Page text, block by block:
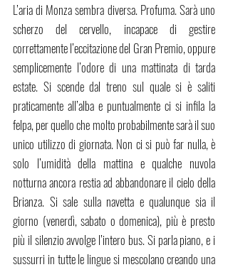
L’aria di Monza sembra diversa. Profuma. Sarà uno
scherzo del cervello, incapace di gestire
correttamente l’eccitazione del Gran Premio, oppure
semplicemente l’odore di una mattinata di tarda
estate. Si scende dal treno sul quale si è saliti
praticamente all’alba e puntualmente ci si infila la
felpa, per quello che molto probabilmente sarà il suo
unico utilizzo di giornata. Non ci si può far nulla, è
solo l’umidità della mattina e qualche nuvola
notturna ancora restia ad abbandonare il cielo della
Brianza. Si sale sulla navetta e qualunque sia il
giorno (venerdì, sabato o domenica), più è presto
più il silenzio avvolge l’intero bus. Si parla piano, e i
sussurri in tutte le lingue si mescolano creando una